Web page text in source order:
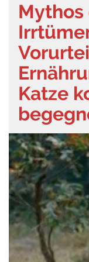
Mythos
Katze